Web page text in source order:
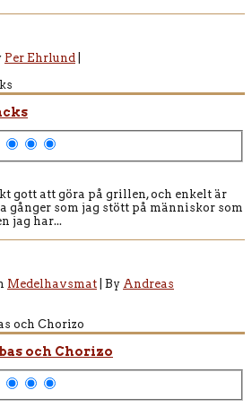
Per Ehrlund
gott att göra på grillen, och enkelt är
gånger som jag stött på människor som
jag har...
Medelhavsmat By Andreas
och Chorizo